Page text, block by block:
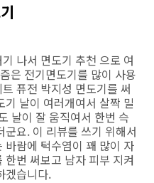
나서 면도기 추천 으로 여
은 전기면도기를 많이 사용
퓨전 박지성 면도기를 써
날이 여러개여서 살짝 밀
날이 잘 움직여서 한번 슥
요. 이 리뷰를 쓰기 위해서
바람에 턱수염이 꽤 많이 자
번 써보고 남자 피부 지켜
겠습니다.